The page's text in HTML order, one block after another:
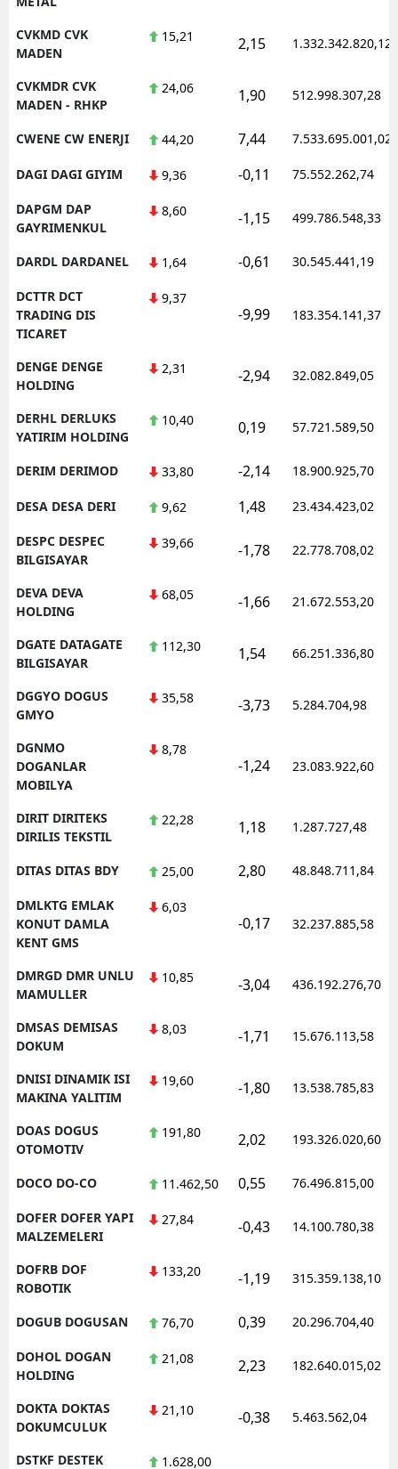
CVKMD CVK
MADEN
15,21 2,15 1.332.342.820,12
CVKMDR CVK
MADEN - RHKP
24,06 1,90 512.998.307,28
CWENE CW ENERJI 44,20 7,44 7.533.695.001,02
DAGI DAGI GIYIM 9,36 -0,11 75.552.262,74
DAPGM DAP
GAYRIMENKUL
8,60 -1,15 499.786.548,33
DARDL DARDANEL 1,64 -0,61 30.545.441,19
DCTTR DCT
TRADING DIS
TICARET
9,37
-9,99 183.354.141,37
DENGE DENGE
HOLDING
2,31 -2,94 32.082.849,05
DERHL DERLUKS
YATIRIM HOLDING
10,40 0,19 57.721.589,50
DERIM DERIMOD 33,80 -2,14 18.900.925,70
DESA DESA DERI 9,62 1,48 23.434.423,02
DESPC DESPEC
BILGISAYAR
39,66 -1,78 22.778.708,02
DEVA DEVA
HOLDING
68,05 -1,66 21.672.553,20
DGATE DATAGATE
BILGISAYAR
112,30 1,54 66.251.336,80
DGGYO DOGUS
GMYO
35,58 -3,73 5.284.704,98
DGNMO
DOGANLAR
MOBILYA
8,78
-1,24 23.083.922,60
DIRIT DIRITEKS
DIRILIS TEKSTIL
22,28 1,18 1.287.727,48
DITAS DITAS BDY 25,00 2,80 48.848.711,84
DMLKTG EMLAK
KONUT DAMLA
KENT GMS
6,03
-0,17 32.237.885,58
DMRGD DMR UNLU
MAMULLER
10,85 -3,04 436.192.276,70
DMSAS DEMISAS
DOKUM
8,03 -1,71 15.676.113,58
DNISI DINAMIK ISI
MAKINA YALITIM
19,60 -1,80 13.538.785,83
DOAS DOGUS
OTOMOTIV
191,80 2,02 193.326.020,60
DOCO DO-CO 11.462,50 0,55 76.496.815,00
DOFER DOFER YAPI
MALZEMELERI
27,84 -0,43 14.100.780,38
DOFRB DOF
ROBOTIK
133,20 -1,19 315.359.138,10
DOGUB DOGUSAN 76,70 0,39 20.296.704,40
DOHOL DOGAN
HOLDING
21,08 2,23 182.640.015,02
DOKTA DOKTAS
DOKUMCULUK
21,10 -0,38 5.463.562,04
DSTKF DESTEK 1.628,00